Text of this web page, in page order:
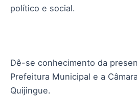
político e social.
Dê-se conhecimento da
Prefeitura Municipal e a
Quijingue.